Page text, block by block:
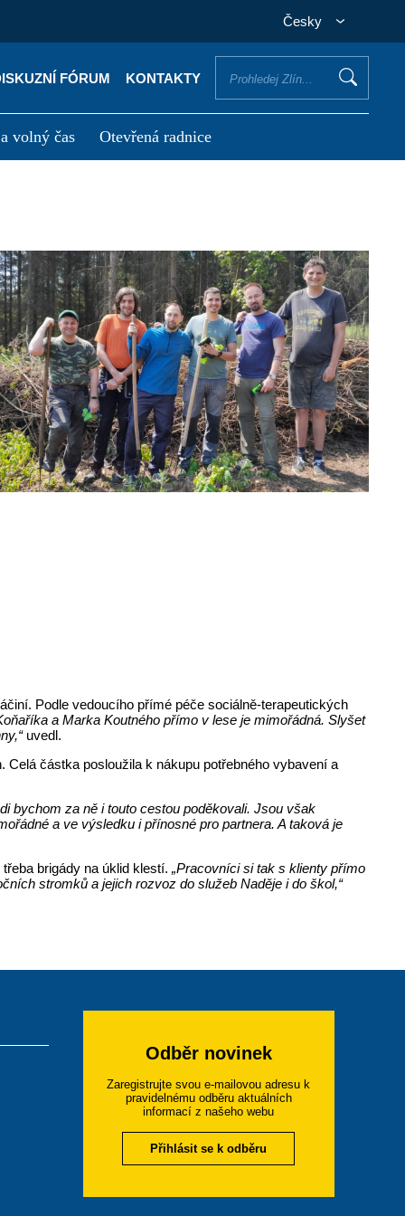
Česky
FÓRUM KONTAKTY
volný čas Otevřená radnice
Podle vedoucího přímé péče sociálně-terapeutických
a Marka Koutného přímo v lese je mimořádná. Slyšet
uvedl.
částka posloužila k nákupu potřebného vybavení a
bychom za ně i touto cestou poděkovali. Jsou však
a ve výsledku i přínosné pro partnera. A taková je
brigády na úklid klestí.„Pracovníci si tak s klienty přímo
stromků a jejich rozvoz do služeb Naděje i do škol,“
Odběr novinek
Zaregistrujte svou e-mailovou adresu k
pravidelnému odběru aktuálních
informací z našeho webu
Přihlásit se k odběru